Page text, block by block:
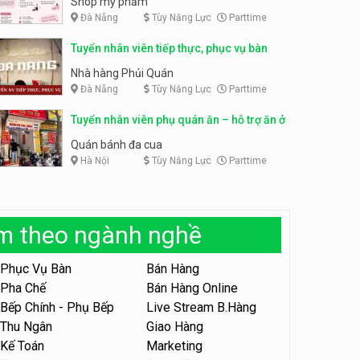
trực page, thu ngân parttime
GRAVI ESCAPE ROOM
Tuyển nhân viên bán hàng,
KIBO KIDS
Tuyển nhân viên edit ảnh,
Công ty
Tuyển nhân viên tiếp thực,
Tuyển nhân viên phục vụ ca
tối – quán kem dừa
Quán kem dừa
Tuyển nhân viên phụ bếp –
Bún Đậu Mắm Tôm – Bếp
Bún Đậu Mắm Tôm - Bếp Tiên
Đà Nẵng Tùy Năng Lực Parttime
Tuyển nhân viên tiếp thực, phục vụ bàn
Nhà hàng Phủi Quán
Đà Nẵng Tùy Năng Lực Parttime
Tuyển nhân viên phụ quán ăn – hỗ trợ ăn ở
Quán bánh đa cua
Hà Nội Tùy Năng Lực Parttime
theo ngành nghề
Phục Vụ Bàn
Bán Hàng
Pha Chế
Bán Hàng Online
Bếp Chính - Phụ Bếp
Live Stream B.Hàng
Thu Ngân
Giao Hàng
Kế Toán
Marketing